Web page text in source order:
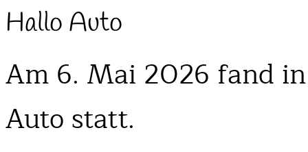
Hallo Auto
Am 6. Mai 2026 fand
Auto statt.